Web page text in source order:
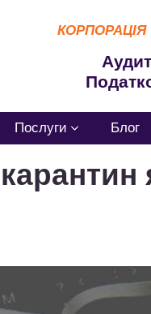
КОРПОРАЦІЯ
Послуги Блог